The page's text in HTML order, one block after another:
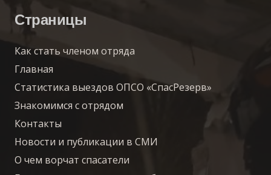
Страницы
Как стать членом отряда
Главная
Статистика выездов ОПСО «СпасРезерв»
Знакомимся с отрядом
Контакты
Новости и публикации в СМИ
О чем ворчат спасатели